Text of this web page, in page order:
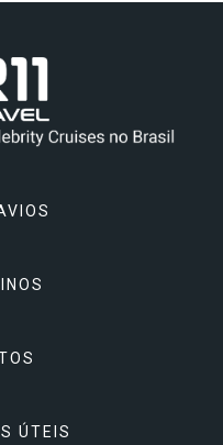
ÚTEIS